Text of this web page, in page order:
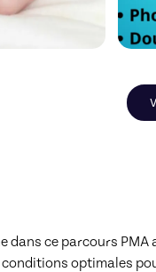
dans ce parcours
conditions optimales